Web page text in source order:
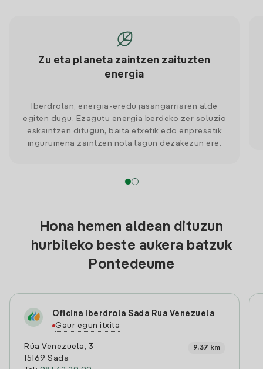
Zu eta planeta zaintzen zaituzten
energia
Iberdrolan, energia-eredu jasangarriaren alde
egiten dugu. Ezagutu energia berdeko zer soluzio
eskaintzen ditugun, baita etxetik edo enpresatik
ingurumena zaintzen nola lagun dezakezun ere.
Hona hemen aldean dituzun
hurbileko beste aukera batzuk
Pontedeume
Oficina Iberdrola Sada Rua Venezuela
Gaur egun itxita
Rúa Venezuela, 3
15169 Sada
9.37 km